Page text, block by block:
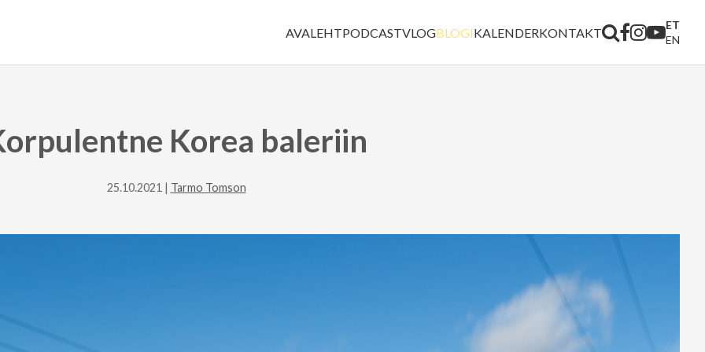
AVALEHTPODCASTVLOGBLOGIKALENDERKONTAKT
ET
EN
Korea baleriin
25.10.2021 | Tarmo Tomson